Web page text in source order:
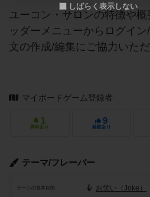
ユーコン・サロンの特徴や
ッダーメニューからログイ
文の作成/編集にご協力いた
マイボードゲーム登録者
1
興味あり
9
経験あり
テーマ/フレーバー
ゲームの基本目的 お笑い（Joke）
しばらく表示しない